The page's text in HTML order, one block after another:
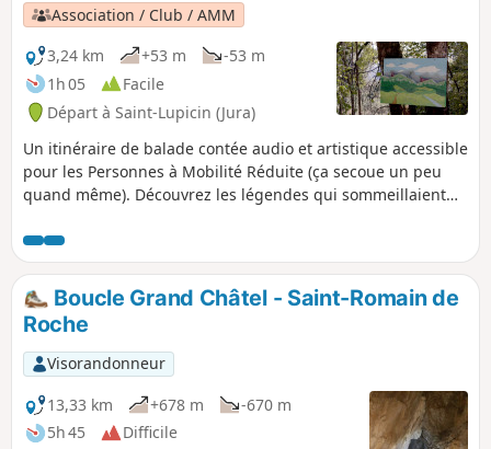
Association / Club / AMM
3,24 km
+53 m
-53 m
1h 05
Facile
Départ à Saint-Lupicin (Jura)
Un itinéraire de balade contée audio et artistique accessible
pour les Personnes à Mobilité Réduite (ça secoue un peu
quand même). Découvrez les légendes qui sommeillaient
forme dans des œuvres plastiques et enregistrées en
version audio par la compagnie Ciel de Papier avec les
résidents et les personnes de l’accueil de jour d’Odynéo.
Boucle Grand Châtel - Saint-Romain de
Roche
Visorandonneur
13,33 km
+678 m
-670 m
5h 45
Difficile